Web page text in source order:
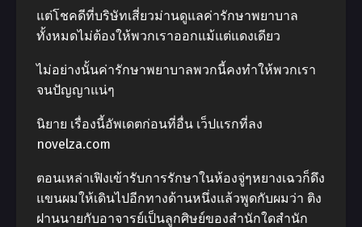
แต่โชคดีที่บริษัทเสี่ยวม่านดูแลค่ารักษาพยาบาล
ทั้งหมดไม่ต้องให้พวกเราออกแม้แต่แดงเดียว
ไม่อย่างนั้นค่ารักษาพยาบาลพวกนี้คงทำให้พวกเรา
จนปัญญาแน่ๆ
นิยาย เรื่องนี้อัพเดตก่อนที่อื่น เว็ปแรกที่ลง
novelza.com
ตอนเหล่าเฟิงเข้ารับการรักษาในห้องจู่ๆหยางเฉวก็ดึง
แขนผมให้เดินไปอีกทางด้านหนึ่งแล้วพูดกับผมว่า ติง
ฝานนายกับอาจารย์เป็นลูกศิษย์ของสำนักใดสำนัก